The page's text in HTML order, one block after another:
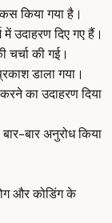
किया गया है।
उदाहरण दिए गए हैं।
की गई।
डाला गया।
का उदाहरण दिया
बार अनुरोध किया
और कोडिंग के